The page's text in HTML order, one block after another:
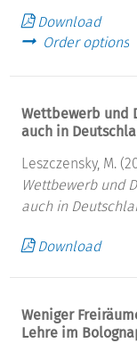
Download
Order options
Wettbewerb und
auch in
Leszczensky, M.
Wettbewerb und
auch in
Download
Weniger
Lehre im